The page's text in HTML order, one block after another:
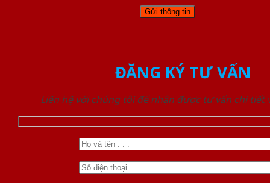
ĐĂNG KÝ TƯ VẤN
Liên hệ với chúng tôi để nhận được tư vấn chi tiết